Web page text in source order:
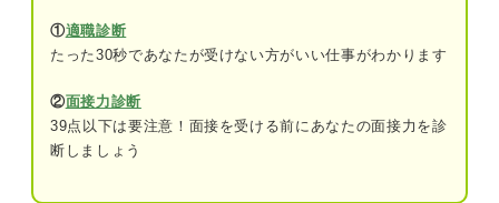
要注意！ 粘り強い性格からイメージされやすい短
頑固で人の言うことを聞かない
①適職診断
たった30秒であなたが受けない方がいい仕事がわかります
②面接力診断
39点以下は要注意！面接を受ける前にあなたの面接力を診
断しましょう